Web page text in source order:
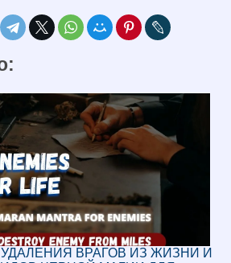
ВРАГОВ ИЗ ЖИЗНИ И